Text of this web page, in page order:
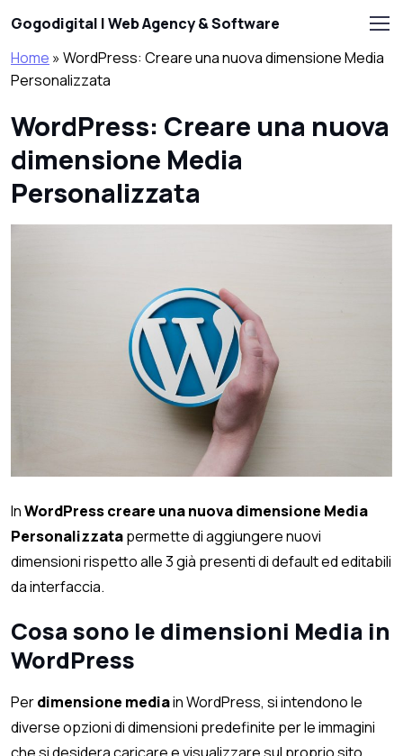
Gogodigital | Web Agency & Software
Home »WordPress: Creare una nuova dimensione Media
Personalizzata
WordPress: Creare una nuova
dimensione Media
Personalizzata
InWordPress creare una nuova dimensione Media
Personalizzatapermette di aggiungere nuovi
dimensioni rispetto alle 3 già presenti di default ed editabili
da interfaccia.
Cosa sono le dimensioni Media in
WordPress
Perdimensione mediain WordPress, si intendono le
diverse opzioni di dimensioni predefinite per le immagini